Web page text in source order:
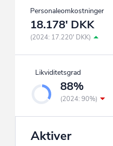
Personaleomkostninger
18.178' DKK
(2024: 17.220' DKK)
Likviditetsgrad
88%
(2024: 90%)
Aktiver